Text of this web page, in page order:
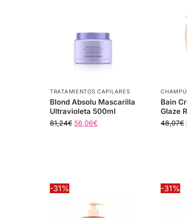
TRATAMIENTOS CAPILARES
Blond Absolu Mascarilla
Ultravioleta 500ml
81,24€ 56,06€
Bain
Glaze
48,07€
-31% -31%